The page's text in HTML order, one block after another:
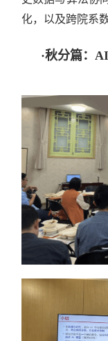
化，以及跨院系
·秋分篇：